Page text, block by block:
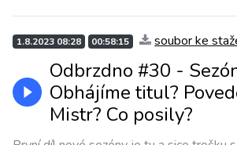
1.8.2023 08:28 00:58:15 soubor ke
Odbrzdno #30 -
Obhájíme titul?
Mistr? Co posily?